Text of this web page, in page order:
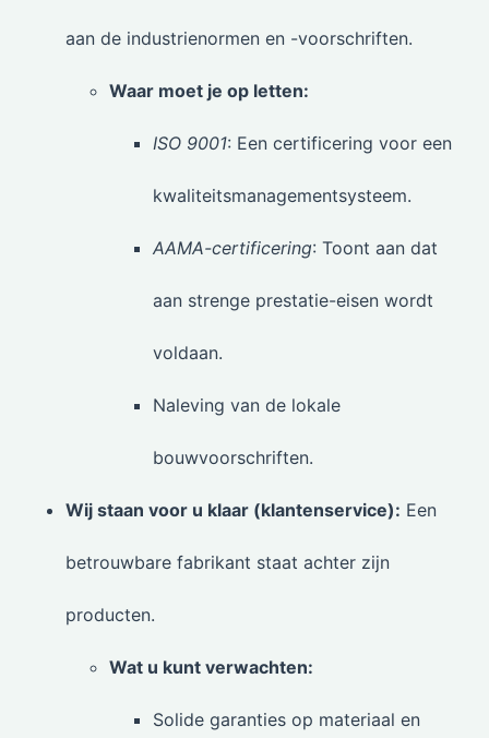
aan de industrienormen en -voorschriften.
Waar moet je op letten:
ISO 9001: Een certificering voor een
kwaliteitsmanagementsysteem.
AAMA-certificering: Toont aan dat
aan strenge prestatie-eisen wordt
voldaan.
Naleving van de lokale
bouwvoorschriften.
Wij staan voor u klaar (klantenservice): Een
betrouwbare fabrikant staat achter zijn
producten.
Wat u kunt verwachten:
Solide garanties op materiaal en